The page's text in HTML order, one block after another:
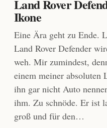
Land Rover
Ikone
Eine Ära geht zu Ende.
Land Rover Defender
weh. Mir zumindest,
einem meiner absoluten
ihn gar nicht Auto
ihm. Zu schnöde. Er ist
groß und für den…